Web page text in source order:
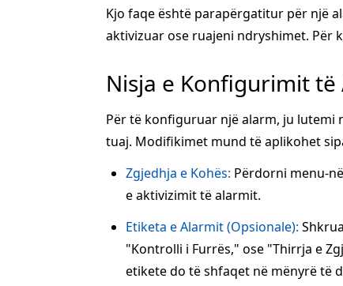
Kjo faqe është parapërgatitur për një
aktivizuar ose ruajeni ndryshimet. Për
Nisja e Konfigurimit
Për të konfiguruar një alarm, ju lutemi
tuaj. Modifikimet mund të aplikohet
Zgjedhja e Kohës: Përdorni menu-
e aktivizimit të alarmit.
Etiketa e Alarmit (Opsionale):
"Kontrolli i Furrës," ose "Thirrja e
etikete do të shfaqet në mënyrë të